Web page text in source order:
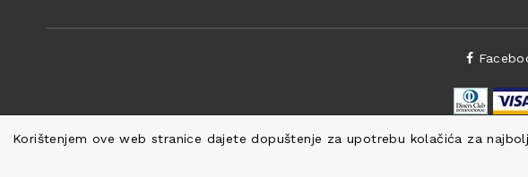
Korištenjem ove web stranice dajete dopuštenje za upotrebu kolačića za